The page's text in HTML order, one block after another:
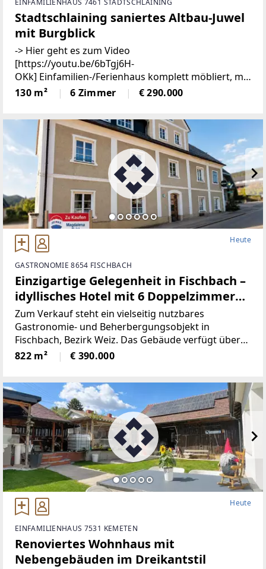
EINFAMILIENHAUS 7461 STADTSCHLAINING
Stadtschlaining saniertes Altbau-Juwel
mit Burgblick
-> Hier geht es zum Video
[https://youtu.be/6bTgj6H-
OKk] Einfamilien-/Ferienhaus komplett möbliert, mit
Burgblick in zentraler Lage von
StadtschlainingDieses liebevoll sanierte
130 m² 6 Zimmer € 290.000
Heute
GASTRONOMIE 8654 FISCHBACH
Einzigartige Gelegenheit in Fischbach –
idyllisches Hotel mit 6 Doppelzimmern,
Gasthaus und Möglichkeit für
Wohnungen
Zum Verkauf steht ein vielseitig nutzbares
Gastronomie- und Beherbergungsobjekt in
Fischbach, Bezirk Weiz. Das Gebäude verfügt über
ein gutbürgerliches Restaurant im Erdgeschoss mit
einer Nutzfläche von ca. 310 m², aufgeteilt in drei
822 m² € 390.000
Heute
EINFAMILIENHAUS 7531 KEMETEN
Renoviertes Wohnhaus mit
Nebengebäuden im Dreikantstil